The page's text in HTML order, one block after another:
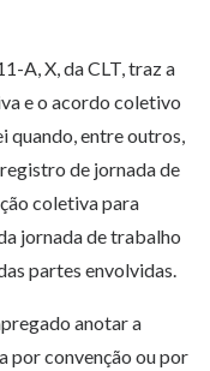
A, X, da CLT, traz a
e o acordo coletivo
quando, entre outros,
de jornada de
coletiva para
jornada de trabalho
partes envolvidas.
anotar a
por convenção ou por